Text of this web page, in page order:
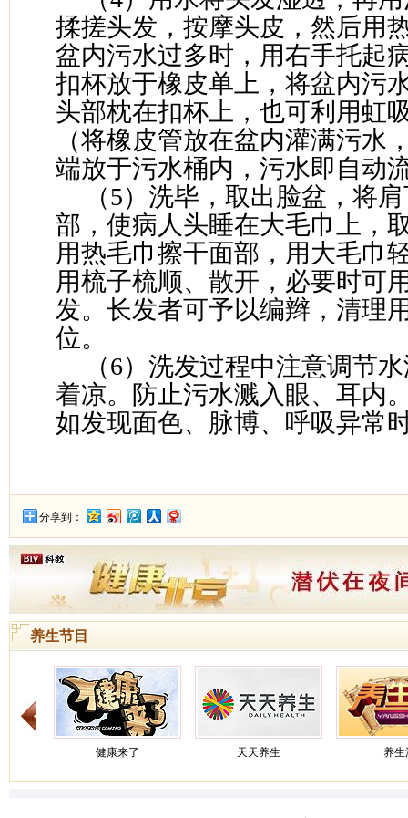
揉搓头发，按摩头皮，然后用
盆内污水过多时，用右手托起
扣杯放于橡皮单上，将盆内污
头部枕在扣杯上，也可利用虹
（将橡皮管放在盆内灌满污水
端放于污水桶内，污水即自动
（5）洗毕，取出脸盆，将
部，使病人头睡在大毛巾上，
用热毛巾擦干面部，用大毛巾
用梳子梳顺、散开，必要时可
发。长发者可予以编辫，清理
位。
（6）洗发过程中注意调节
着凉。防止污水溅入眼、耳内
如发现面色、脉博、呼吸异常
分享到：
养生节目
健康来了 天天养生 养生